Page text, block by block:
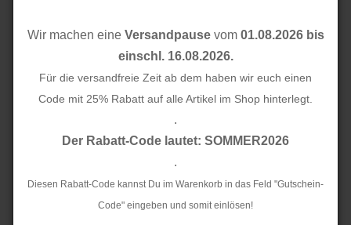
Wir machen eine Versandpausevom 01.08.2026 bis
einschl. 16.08.2026.
Für die versandfreie Zeit ab dem haben wir euch einen
Code mit 25% Rabatt auf alle Artikel im Shop hinterlegt.
.
Der Rabatt-Code lautet: SOMMER2026
.
Diesen Rabatt-Code kannst Du im Warenkorb in das Feld "Gutschein-
Code" eingeben und somit einlösen!